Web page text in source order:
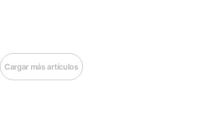
Cargar más artículos